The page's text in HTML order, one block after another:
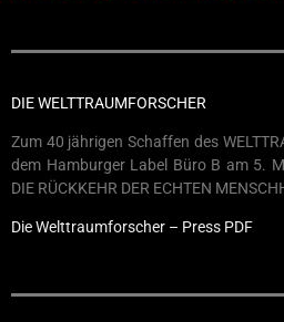
DIE WELTTRAUMFORSCHER
Zum 40 jährigen Schaffen des
dem Hamburger Label Büro B am 5.
DIE RÜCKKEHR DER ECHTEN
Die Welttraumforscher – Press PDF